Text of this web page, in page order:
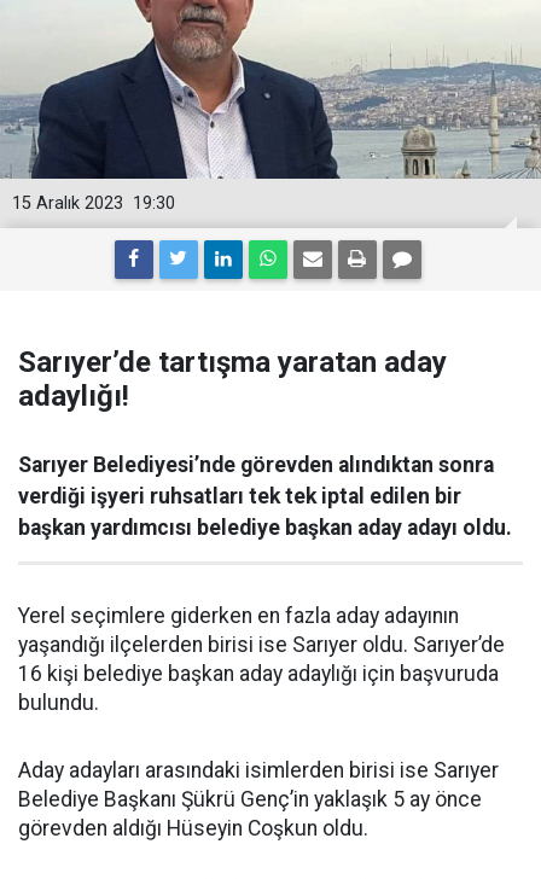
19:30
15 Aralık 2023
Sarıyer’de tartışma yaratan aday
adaylığı!
Sarıyer Belediyesi’nde görevden alındıktan sonra
verdiği işyeri ruhsatları tek tek iptal edilen bir
başkan yardımcısı belediye başkan aday adayı oldu.
Yerel seçimlere giderken en fazla aday adayının
yaşandığı ilçelerden birisi ise Sarıyer oldu. Sarıyer’de
16 kişi belediye başkan aday adaylığı için başvuruda
bulundu.
Aday adayları arasındaki isimlerden birisi ise Sarıyer
Belediye Başkanı Şükrü Genç’in yaklaşık 5 ay önce
görevden aldığı Hüseyin Coşkun oldu.